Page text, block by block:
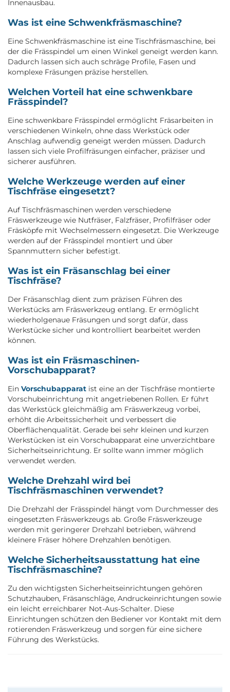
Innenausbau.
Was ist eine Schwenkfräsmaschine?
Eine Schwenkfräsmaschine ist eine Tischfräsmaschine, bei
der die Frässpindel um einen Winkel geneigt werden kann.
Dadurch lassen sich auch schräge Profile, Fasen und
komplexe Fräsungen präzise herstellen.
Welchen Vorteil hat eine schwenkbare
Frässpindel?
Eine schwenkbare Frässpindel ermöglicht Fräsarbeiten in
verschiedenen Winkeln, ohne dass Werkstück oder
Anschlag aufwendig geneigt werden müssen. Dadurch
lassen sich viele Profilfräsungen einfacher, präziser und
sicherer ausführen.
Welche Werkzeuge werden auf einer
Tischfräse eingesetzt?
Auf Tischfräsmaschinen werden verschiedene
Fräswerkzeuge wie Nutfräser, Falzfräser, Profilfräser oder
Fräsköpfe mit Wechselmessern eingesetzt. Die Werkzeuge
werden auf der Frässpindel montiert und über
Spannmuttern sicher befestigt.
Was ist ein Fräsanschlag bei einer
Tischfräse?
Der Fräsanschlag dient zum präzisen Führen des
Werkstücks am Fräswerkzeug entlang. Er ermöglicht
wiederholgenaue Fräsungen und sorgt dafür, dass
Werkstücke sicher und kontrolliert bearbeitet werden
können.
Was ist ein Fräsmaschinen-
Vorschubapparat?
Ein Vorschubapparat ist eine an der Tischfräse montierte
Vorschubeinrichtung mit angetriebenen Rollen. Er führt
das Werkstück gleichmäßig am Fräswerkzeug vorbei,
erhöht die Arbeitssicherheit und verbessert die
Oberflächenqualität. Gerade bei sehr kleinen und kurzen
Werkstücken ist ein Vorschubapparat eine unverzichtbare
Sicherheitseinrichtung. Er sollte wann immer möglich
verwendet werden.
Welche Drehzahl wird bei
Tischfräsmaschinen verwendet?
Die Drehzahl der Frässpindel hängt vom Durchmesser des
eingesetzten Fräswerkzeugs ab. Große Fräswerkzeuge
werden mit geringerer Drehzahl betrieben, während
kleinere Fräser höhere Drehzahlen benötigen.
Welche Sicherheitsausstattung hat eine
Tischfräsmaschine?
Zu den wichtigsten Sicherheitseinrichtungen gehören
Schutzhauben, Fräsanschläge, Andruckeinrichtungen sowie
ein leicht erreichbarer Not-Aus-Schalter. Diese
Einrichtungen schützen den Bediener vor Kontakt mit dem
rotierenden Fräswerkzeug und sorgen für eine sichere
Führung des Werkstücks.